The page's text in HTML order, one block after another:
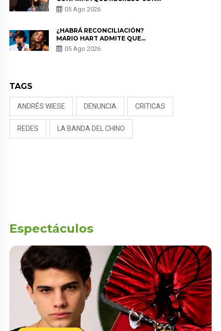
MILETT FIGUEROA: “EL AMOR
PUDO MÁS”
05 Ago 2026
¿HABRÁ RECONCILIACIÓN?
MARIO HART ADMITE QUE
PODRÍA VOLVER CON KORINA
RIVADENEIRA: “NO LE CERRARÍA
05 Ago 2026
TAGS
ANDRÉS WIESE DENUNCIA CRITICAS
REDES LA BANDA DEL CHINO
Espectáculos